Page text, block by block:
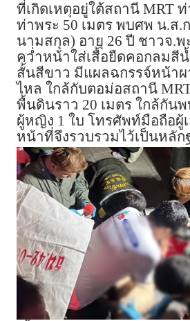
ที่เกิดเหตุอยู่ใต้สถานี MRT
ท่าพระ 50 เมตร พบศพ น.ส
นามสกุล) อายุ 26 ปี ชาวจ.
คว่ำหน้าใส่เสื้อยืดคอกลมสีน้
สั้นสีขาว มีแผลฉกรรจ์หน้าผ
ไหล ใกล้กับตอม่อสถานี
พื้นดินราว 20 เมตร ใกล้กัน
ผู้หญิง 1 ใบ โทรศัพท์มือถือผู้
หน้าที่จึงรวบรวมไว้เป็นหลัก